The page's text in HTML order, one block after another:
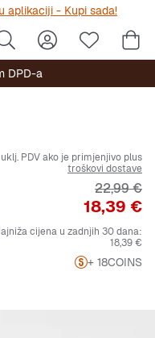
aplikaciji - Kupi sada!
DPD-a
uklj. PDV ako je primjenjivo plus
troškovi dostave
Cijena
18,39 €
22,99 €
cijena u zadnjih 30 dana:
18,39 €
+ 18COINS